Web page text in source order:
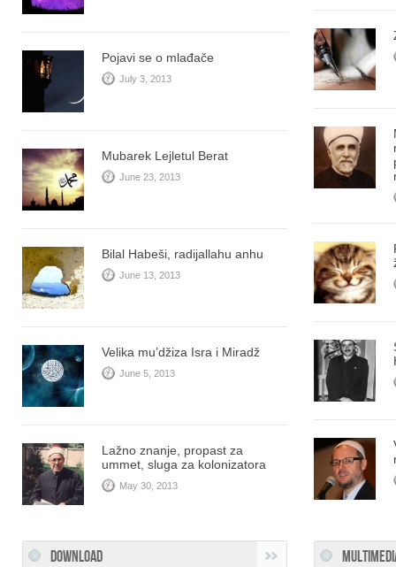
Pojavi se o mlađače
July 3, 2013
Mubarek Lejletul Berat
June 23, 2013
Bilal Habeši, radijallahu anhu
June 13, 2013
Velika mu’džiza Isra i Miradž
June 5, 2013
Lažno znanje, propast za
ummet, sluga za kolonizatora
May 30, 2013
DOWNLOAD